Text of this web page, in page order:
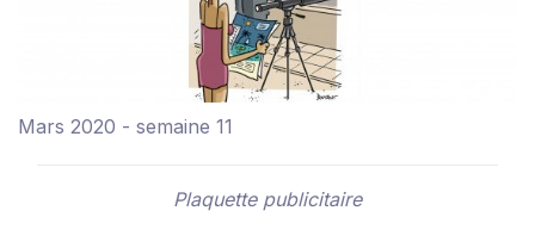
Mars 2020 - semaine 11
Plaquette publicitaire